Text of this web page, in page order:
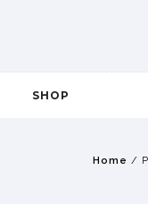
SHOP
Home /